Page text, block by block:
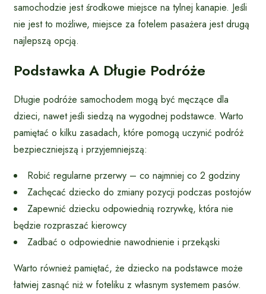
samochodzie jest środkowe miejsce na tylnej kanapie. Jeśli
nie jest to możliwe, miejsce za fotelem pasażera jest drugą
najlepszą opcją.
Podstawka A Długie Podróże
Długie podróże samochodem mogą być męczące dla
dzieci, nawet jeśli siedzą na wygodnej podstawce. Warto
pamiętać o kilku zasadach, które pomogą uczynić podróż
bezpieczniejszą i przyjemniejszą:
Robić regularne przerwy – co najmniej co 2 godziny
Zachęcać dziecko do zmiany pozycji podczas postojów
Zapewnić dziecku odpowiednią rozrywkę, która nie
będzie rozpraszać kierowcy
Zadbać o odpowiednie nawodnienie i przekąski
Warto również pamiętać, że dziecko na podstawce może
łatwiej zasnąć niż w foteliku z własnym systemem pasów.